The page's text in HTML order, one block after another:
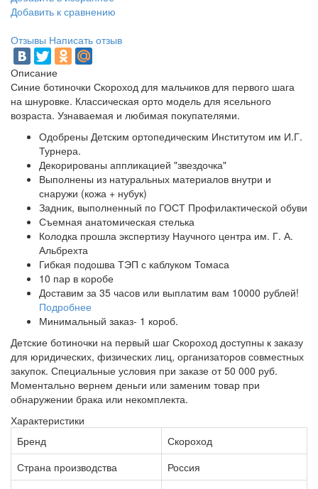
Добавить к сравнению
Отзывы Написать отзыв
Описание
Синие ботиночки Скороход для мальчиков для первого шага
на шнуровке. Классическая орто модель для ясельного
возраста. Узнаваемая и любимая покупателями.
Одобрены Детским ортопедическим Институтом им И.Г.
Турнера.
Декорированы аппликацией "звездочка"
Выполнены из натуральных материалов внутри и
снаружи (кожа + нубук)
Задник, выполненный по ГОСТ Профилактической обуви
Съемная анатомическая стелька
Колодка прошла экспертизу Научного центра им. Г. А.
Альбрехта
Гибкая подошва ТЭП с каблуком Томаса
10 пар в коробе
Доставим за 35 часов или выплатим вам 10000 рублей!
Подробнее
Минимальный заказ- 1 короб.
Детские ботиночки на первый шаг Скороход доступны к заказу
для юридических, физических лиц, организаторов совместных
закупок. Специальные условия при заказе от 50 000 руб.
Моментально вернем деньги или заменим товар при
обнаружении брака или некомплекта.
Характеристики
Бренд
Скороход
Страна производства
Россия